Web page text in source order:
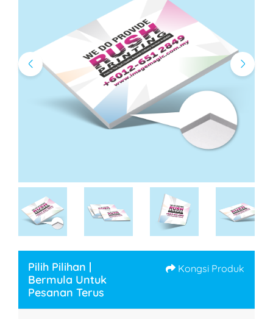
Pilih Pilihan |
Bermula Untuk
Pesanan Terus
Kongsi Produk